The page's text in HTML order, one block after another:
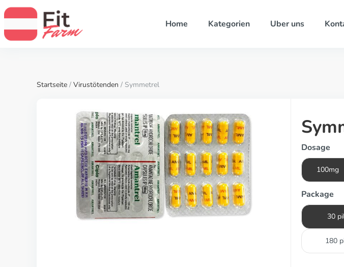
Home Kategorien Uber uns
Startseite / Virustötenden / Symmetrel
Dosage
100mg
Package
30
180